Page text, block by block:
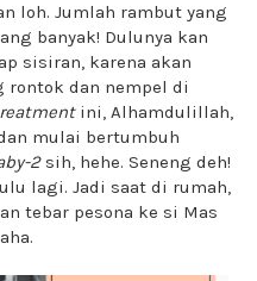
loh. Jumlah rambut yang
banyak! Dulunya kan
sisiran, karena akan
rontok dan nempel di
ini, Alhamdulillah,
mulai bertumbuh
2sih, hehe. Seneng deh!
lagi. Jadi saat di rumah,
tebar pesona ke si Mas